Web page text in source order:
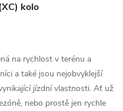
kolo
na rychlost v terénu a
a také jsou nejobvyklejší
jízdní vlastnosti. Ať už
nebo prostě jen rychle